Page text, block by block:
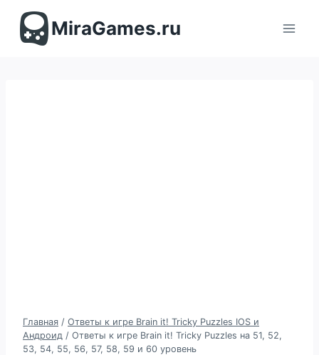
содержимомуMiraGames.ru
Главная / Ответы к игре Brain it! Tricky Puzzles IOS и
Андроид / Ответы к игре Brain it! Tricky Puzzles на 51, 52,
53, 54, 55, 56, 57, 58, 59 и 60 уровень